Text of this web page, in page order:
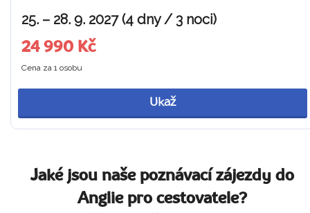
25. – 28. 9. 2027 (4 dny / 3 noci)
24 990 Kč
Cena za 1 osobu
Ukaž
Jaké jsou naše poznávací zájezdy do
Anglie pro cestovatele?